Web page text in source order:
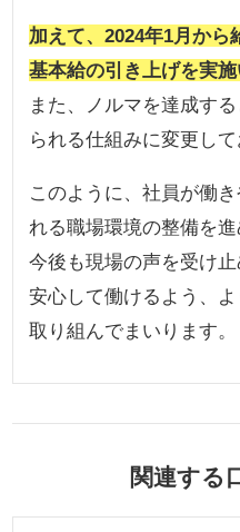
加えて、2024年1月から
基本給の引き上げを実施
また、ノルマを達成す
られる仕組みに変更して
このように、社員が働
れる職場環境の整備を進
今後も現場の声を受け
安心して働けるよう、
取り組んでまいります。
関連する